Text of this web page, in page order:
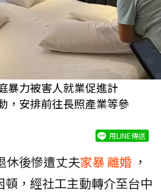
暴力被害人就業促進計
，安排前往長照產業等參
用LINE傳送
休後慘遭丈夫家暴離婚 ，
，經社工主動轉介至台中